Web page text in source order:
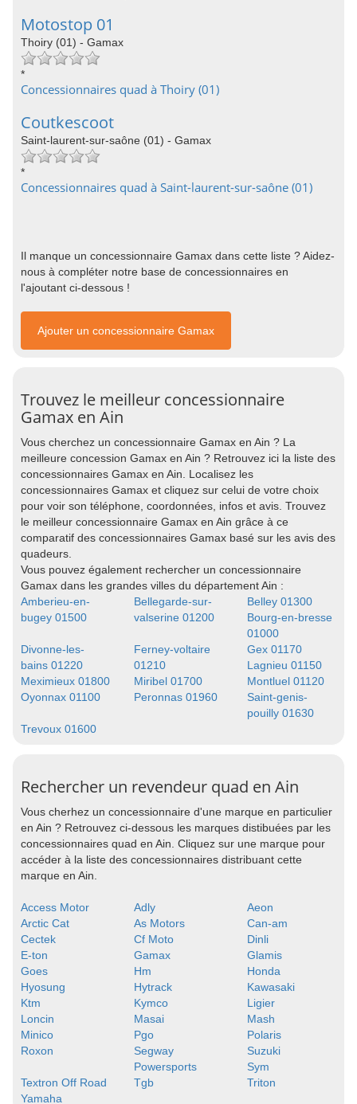
Motostop 01
Thoiry (01) - Gamax
*
Concessionnaires quad à Thoiry (01)
Coutkescoot
Saint-laurent-sur-saône (01) - Gamax
*
Concessionnaires quad à Saint-laurent-sur-saône (01)
Il manque un concessionnaire Gamax dans cette liste ? Aidez-
nous à compléter notre base de concessionnaires en
l'ajoutant ci-dessous !
Ajouter un concessionnaire Gamax
Trouvez le meilleur concessionnaire
Gamax en Ain
Vous cherchez un concessionnaire Gamax en Ain ? La
meilleure concession Gamax en Ain ? Retrouvez ici la liste des
concessionnaires Gamax en Ain. Localisez les
concessionnaires Gamax et cliquez sur celui de votre choix
pour voir son téléphone, coordonnées, infos et avis. Trouvez
le meilleur concessionnaire Gamax en Ain grâce à ce
comparatif des concessionnaires Gamax basé sur les avis des
quadeurs.
Vous pouvez également rechercher un concessionnaire
Gamax dans les grandes villes du département Ain :
Amberieu-en-
bugey 01500
Bellegarde-sur-
valserine 01200
Belley 01300
Bourg-en-bresse
01000
Divonne-les-
bains 01220
Ferney-voltaire
01210
Gex 01170
Lagnieu 01150
Meximieux 01800
Miribel 01700
Montluel 01120
Oyonnax 01100
Peronnas 01960
Saint-genis-
pouilly 01630
Trevoux 01600
Rechercher un revendeur quad en Ain
Vous cherhez un concessionnaire d'une marque en particulier
en Ain ? Retrouvez ci-dessous les marques distibuées par les
concessionnaires quad en Ain. Cliquez sur une marque pour
accéder à la liste des concessionnaires distribuant cette
marque en Ain.
Access Motor Adly
Aeon
Arctic Cat
As Motors
Can-am
Cectek
Cf Moto
Dinli
E-ton
Gamax
Glamis
Goes
Hm
Honda
Hyosung
Hytrack
Kawasaki
Ktm
Kymco
Ligier
Loncin
Masai
Mash
Minico
Pgo
Polaris
Roxon
Segway
Powersports
Suzuki
Sym
Textron Off Road
Tgb
Triton
Yamaha